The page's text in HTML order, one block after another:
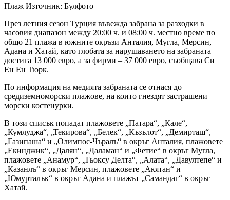
Плаж Източник: Булфото
През летния сезон Турция въвежда забрана за разходки в
часовия диапазон между 20:00 ч. и 08:00 ч. местно време по
общо 21 плажа в южните окръзи Анталия, Мугла, Мерсин,
Адана и Хатай, като глобата за нарушаването на забраната
достига 13 000 евро, а за фирми – 37 000 евро, съобщава Си
Ен Ен Тюрк.
По информация на медията забраната се отнася до
средиземноморски плажове, на които гнездят застрашени
морски костенурки.
В този списък попадат плажовете „Патара“, „Кале“,
„Кумлуджа“, „Текирова“, „Белек“, „Къзълот“, „Демирташ“,
„Газипаша“ и „Олимпос-Чъралъ“ в окръг Анталия, плажовете
„Екинджик“, „Далян“, „Даламан“ и „Фетие“ в окръг Мугла,
плажовете „Анамур“, „Гьоксу Делта“, „Алата“, „Давултепе“ и
„Казанлъ“ в окръг Мерсин, плажовете „Акятан“ и
„Юмурталък“ в окръг Адана и плажът „Самандаг“ в окръг
Хатай.